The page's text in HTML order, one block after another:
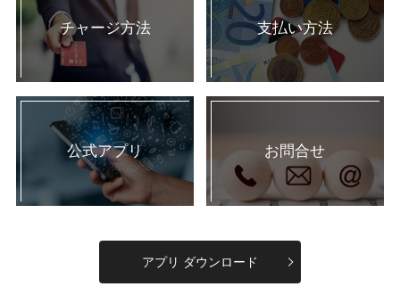
チャージ方法 支払い方法
公式アプリ お問合せ
アプリ ダウンロード